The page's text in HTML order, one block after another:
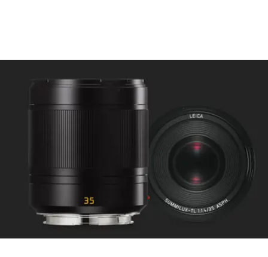
Focusing range: 0.4 m to ∞
Smallest object field/largest
scale: 220 x 147 mm/1:9.4
Setting/Function:
Electronically controlled,
adjustment using dial on
camera, third values also
available
Lowest value: 16